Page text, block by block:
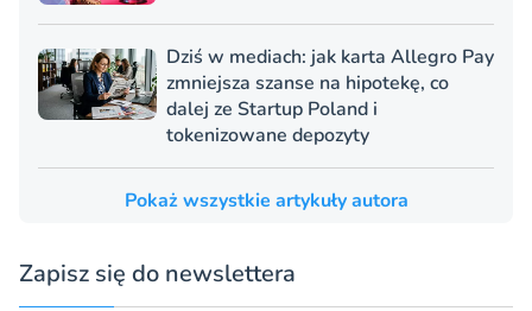
Dziś w mediach: jak karta Allegro Pay
zmniejsza szanse na hipotekę, co
dalej ze Startup Poland i
tokenizowane depozyty
Pokaż wszystkie artykuły autora
Zapisz się do newslettera